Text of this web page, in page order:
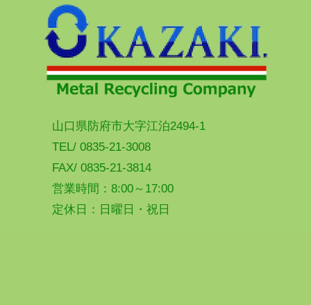
山口県防府市大字江泊2494-1
TEL/ 0835-21-3008
FAX/ 0835-21-3814
営業時間：8:00～17:00
定休日：日曜日・祝日